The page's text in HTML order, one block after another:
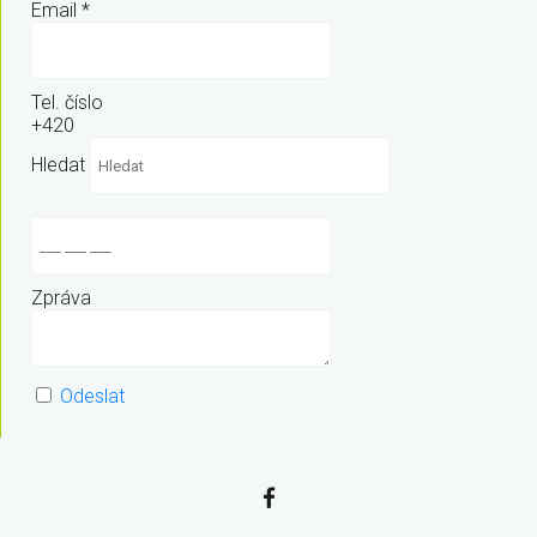
Email *
Tel. číslo
+420
Hledat
Zpráva
Odeslat